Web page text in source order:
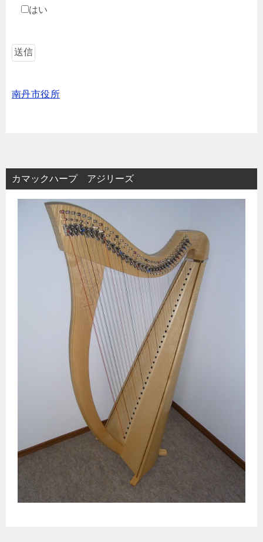
はい
南丹市役所
カマックハープ アジリーズ